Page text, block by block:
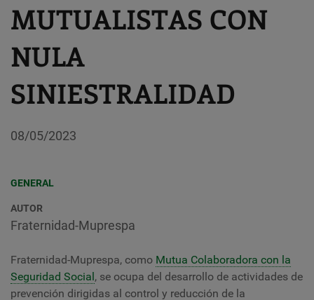
MUTUALISTAS CON
NULA
SINIESTRALIDAD
08/05/2023
GENERAL
AUTOR
Fraternidad-Muprespa
Fraternidad-Muprespa, como Mutua Colaboradora con la
Seguridad Social, se ocupa del desarrollo de actividades de
prevención dirigidas al control y reducción de la